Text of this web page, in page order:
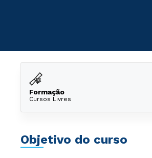
Formação
Cursos Livres
Objetivo do curso